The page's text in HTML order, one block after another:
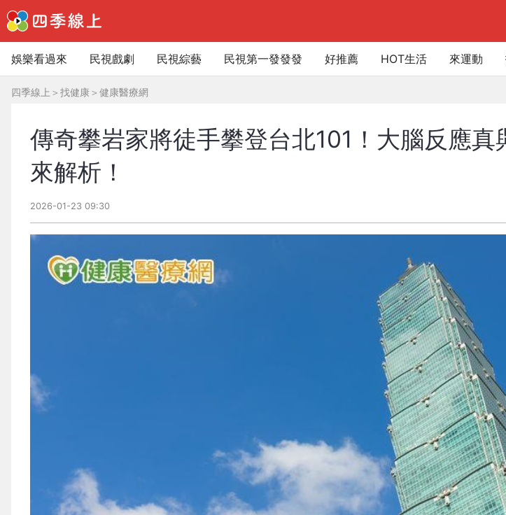
娛樂看過來 民視戲劇 民視綜藝 民視第一發發發 好推薦 HOT生活 來運動
四季線上 ＞ 找健康＞ 健康醫療網
傳奇攀岩家將徒手攀登台北101！大腦反應真
來解析！
2026-01-23 09:30